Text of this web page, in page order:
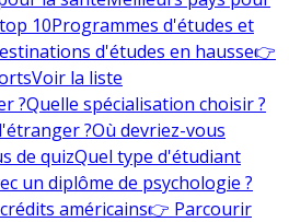
10Programmes d'études et
d'études en hausse👉
Voir la liste
?Quelle spécialisation choisir ?
?Où devriez-vous
de quizQuel type d'étudiant
un diplôme de psychologie ?
américains👉 Parcourir